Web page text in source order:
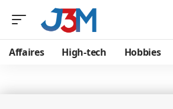
Affaires High-tech Hobbies